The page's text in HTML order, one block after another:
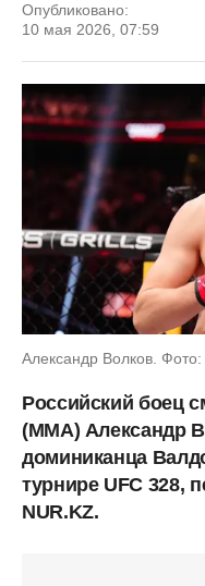
Опубликовано:
10 мая 2026, 07:59
Александр Волков.
Российский боец
(ММА) Александр
доминиканца
турнире UFC 328,
NUR.KZ.